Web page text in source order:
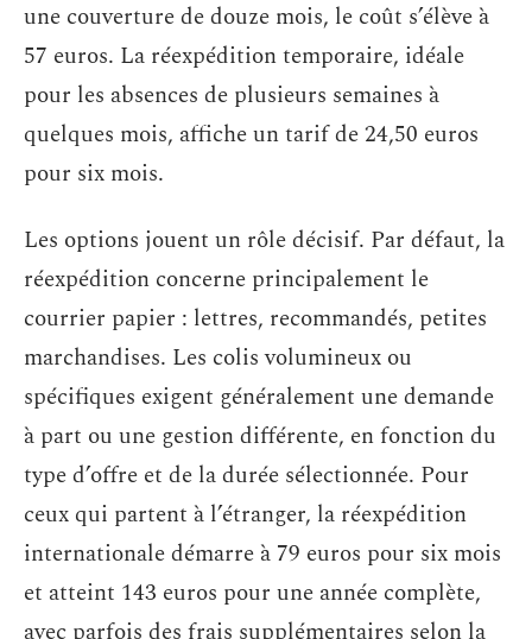
une couverture de douze mois, le coût s’élève à
57 euros. La réexpédition temporaire, idéale
pour les absences de plusieurs semaines à
quelques mois, affiche un tarif de 24,50 euros
pour six mois.
Les options jouent un rôle décisif. Par défaut, la
réexpédition concerne principalement le
courrier papier : lettres, recommandés, petites
marchandises. Les colis volumineux ou
spécifiques exigent généralement une demande
à part ou une gestion différente, en fonction du
type d’offre et de la durée sélectionnée. Pour
ceux qui partent à l’étranger, la réexpédition
internationale démarre à 79 euros pour six mois
et atteint 143 euros pour une année complète,
avec parfois des frais supplémentaires selon la